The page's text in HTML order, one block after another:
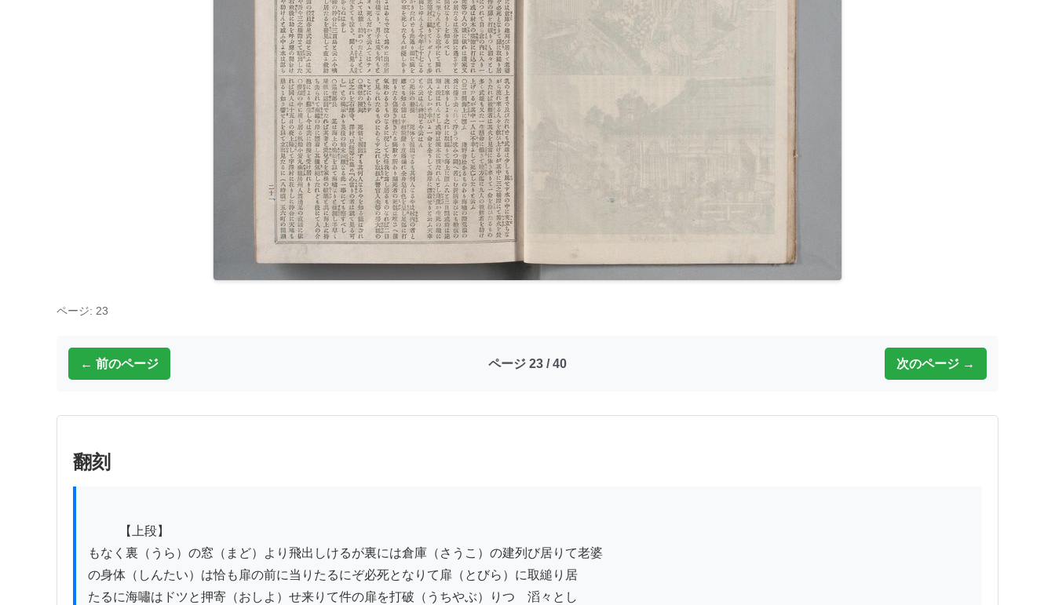
ページ: 23
← 前のページ ページ 23 / 40 次のページ →
翻刻
もなく裏（うら）の窓（まど）より飛出しけるが裏には倉庫（さうこ）の建列び居りて老婆
の身体（しんたい）は恰も扉の前に当りたるにぞ必死となりて扉（とびら）に取縋り居
たるに海嘯はドツと押寄（おしよ）せ来りて件の扉を打破（うちやぶ）りつゝ滔々とし